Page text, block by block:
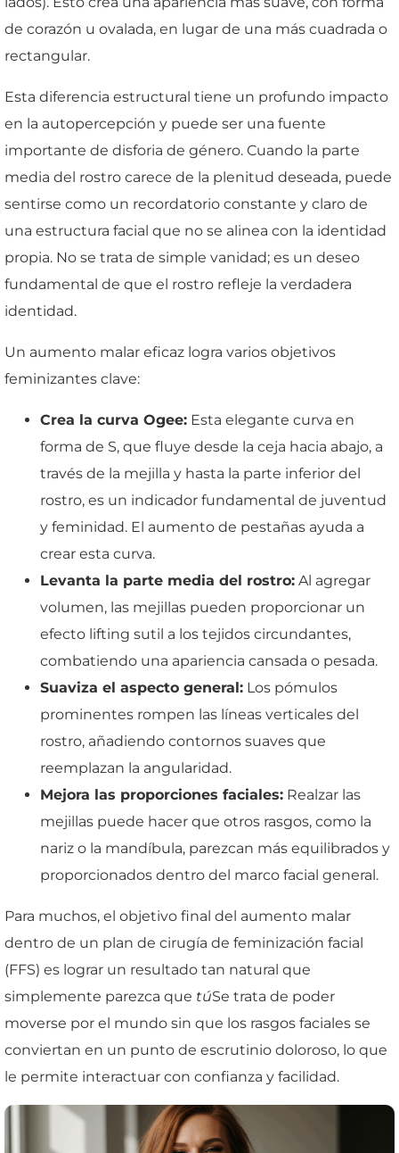
de corazón u ovalada, en lugar de una más cuadrada o
rectangular.
Esta diferencia estructural tiene un profundo impacto
en la autopercepción y puede ser una fuente
importante de disforia de género. Cuando la parte
media del rostro carece de la plenitud deseada, puede
sentirse como un recordatorio constante y claro de
una estructura facial que no se alinea con la identidad
propia. No se trata de simple vanidad; es un deseo
fundamental de que el rostro refleje la verdadera
identidad.
Un aumento malar eficaz logra varios objetivos
feminizantes clave:
Crea la curva Ogee: Esta elegante curva en
forma de S, que fluye desde la ceja hacia abajo, a
través de la mejilla y hasta la parte inferior del
rostro, es un indicador fundamental de juventud
y feminidad. El aumento de pestañas ayuda a
crear esta curva.
Levanta la parte media del rostro: Al agregar
volumen, las mejillas pueden proporcionar un
efecto lifting sutil a los tejidos circundantes,
combatiendo una apariencia cansada o pesada.
Suaviza el aspecto general: Los pómulos
prominentes rompen las líneas verticales del
rostro, añadiendo contornos suaves que
reemplazan la angularidad.
Mejora las proporciones faciales: Realzar las
mejillas puede hacer que otros rasgos, como la
nariz o la mandíbula, parezcan más equilibrados y
proporcionados dentro del marco facial general.
Para muchos, el objetivo final del aumento malar
dentro de un plan de cirugía de feminización facial
(FFS) es lograr un resultado tan natural que
simplemente parezca que túSe trata de poder
moverse por el mundo sin que los rasgos faciales se
conviertan en un punto de escrutinio doloroso, lo que
le permite interactuar con confianza y facilidad.